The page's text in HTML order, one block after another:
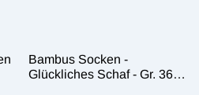
Bambus Socken -
Glückliches Schaf - Gr. 36-